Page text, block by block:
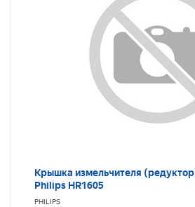
Крышка измельчителя
Philips HR1605
PHILIPS